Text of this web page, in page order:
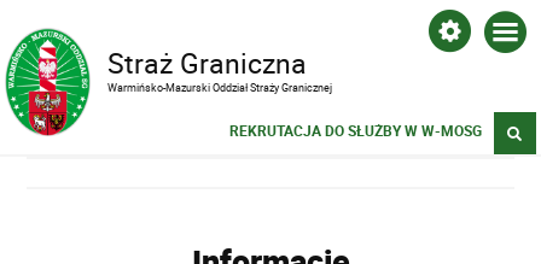
Straż Graniczna
Warmińsko-Mazurski Oddział Straży Granicznej
REKRUTACJA DO SŁUŻBY W W-MOSG